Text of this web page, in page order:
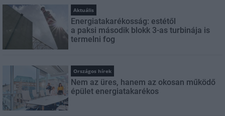
Aktuális
Energiatakarékosság: estétől
a paksi második blokk 3-as turbinája is
termelni fog
Országos hírek
Nem az üres, hanem az okosan működő
épület energiatakarékos